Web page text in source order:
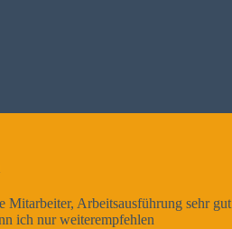
sehr gut und sehr